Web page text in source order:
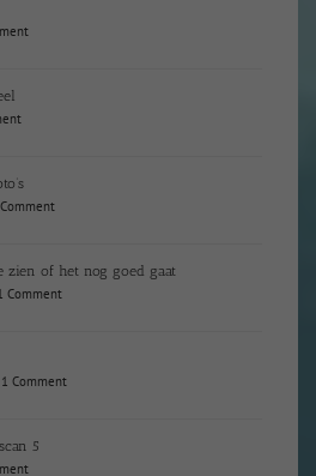
zien of het nog goed gaat
Comment
1 Comment
5